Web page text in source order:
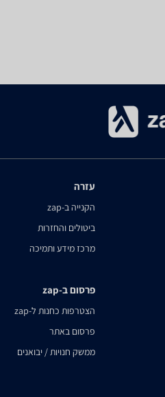
עזרה
הקנייה ב-zap
ביטולים והחזרות
מרכז מידע ותמיכה
פרסום ב-zap
הצטרפות כחנות ל-zap
פרסום באתר
ממשק חנויות / יבואנים